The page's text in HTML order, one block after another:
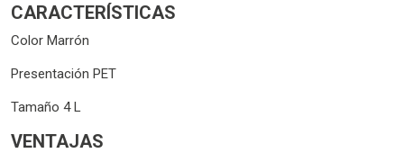
CARACTERÍSTICAS
Color Marrón
Presentación PET
Tamaño 4L
VENTAJAS